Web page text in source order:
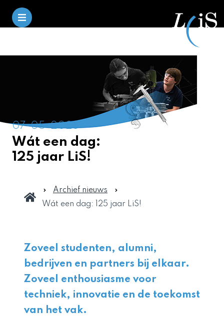
07-05-2026
Wát een dag:
125 jaar LiS!
Archief nieuws
Wát een dag: 125 jaar LiS!
Zoveel studenten, alumni,
bedrijven en partners bij elkaar.
Zoveel enthousiasme voor
techniek, innovatie en de toekomst
van het vak.